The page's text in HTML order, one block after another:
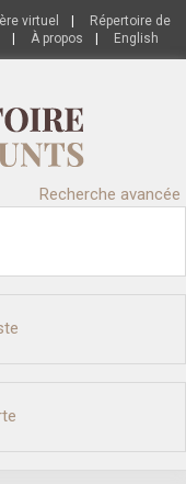
virtuel
Répertoire de
À propos English
Recherche avancée